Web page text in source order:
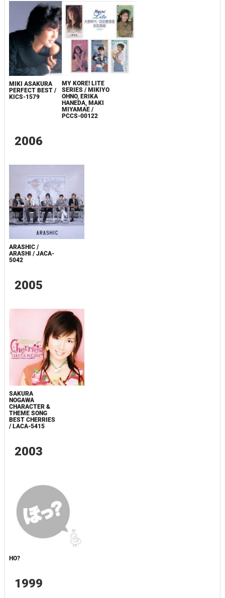
MIKI ASAKURA
PERFECT BEST /
KICS-1579
MY KORE! LITE
SERIES / MIKIYO
OHNO, ERIKA
HANEDA, MAKI
MIYAMAE /
PCCS-00122
2006
ARASHIC /
ARASHI / JACA-
5042
2005
SAKURA
NOGAWA
CHARACTER &
THEME SONG
BEST CHERRIES
/ LACA-5415
2003
HO?
1999